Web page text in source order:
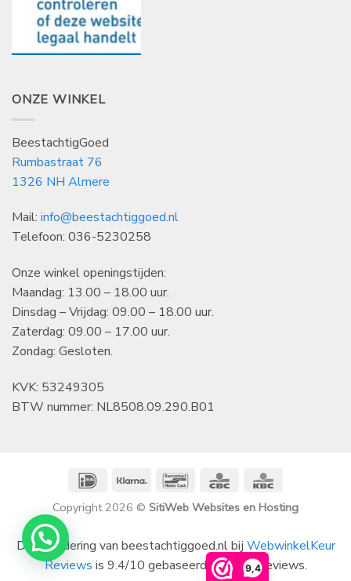
9,4
ONZE WINKEL
BeestachtigGoed
Rumbastraat 76
1326 NH Almere
Mail: info@beestachtiggoed.nl
Telefoon: 036-5230258
Onze winkel openingstijden:
Maandag: 13.00 – 18.00 uur.
Dinsdag – Vrijdag: 09.00 – 18.00 uur.
Zaterdag: 09.00 – 17.00 uur.
Zondag: Gesloten.
KVK: 53249305
BTW nummer: NL8508.09.290.B01
IDeal Klarna BancontactCBC
Copyright 2026 © SitiWeb Websites en Hosting
De waardering van beestachtiggoed.nl bij WebwinkelKeur
Reviews is 9.4/10 gebaseerd op 1401 reviews.